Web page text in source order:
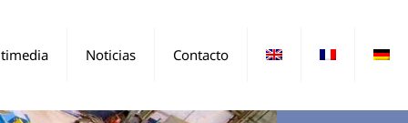
Noticias Contacto